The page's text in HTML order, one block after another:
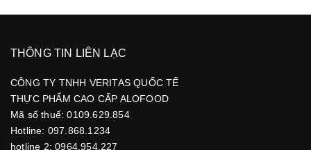
THÔNG TIN LIÊN LẠC
CÔNG TY TNHH VERITAS QUỐC TẾ
THỰC PHẨM CAO CẤP ALOFOOD
Mã số thuế: 0109.629.854
Hotline: 097.868.1234
hotline 2: 0964.954.227